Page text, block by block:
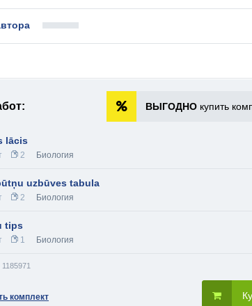
ВЫГОДНО купить
lācis
2 Биология
uzbūves tabula
2 Биология
tips
1 Биология
комплект